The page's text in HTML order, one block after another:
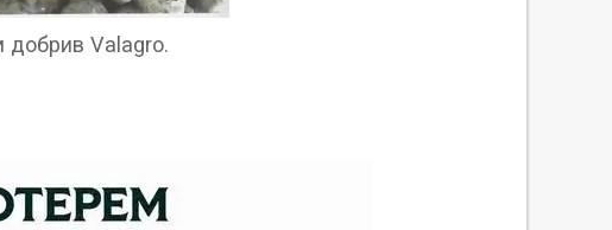
Valagro.